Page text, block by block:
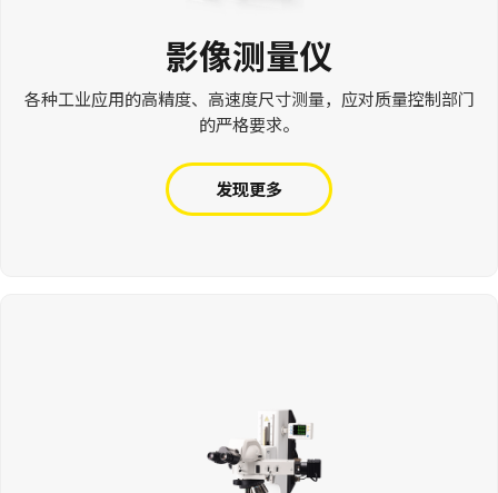
影像测量仪
各种工业应用的高精度、高速度尺寸测量，应对质量控制部门
的严格要求。
发现更多